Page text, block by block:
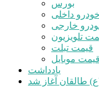
بورس
داخلی
خارجی
تلویزیون
قیمت تبلت
قیمت موبایل
یادداشت
طالقان آغاز شد